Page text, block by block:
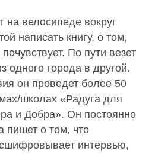
на велосипеде вокруг
написать книгу, о том,
По пути везет
одного города в другой.
он проведет более 50
школах «Радуга для
и Добра». Он постоянно
пишет о том, что
интервью,